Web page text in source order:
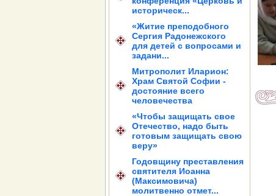
историческ...
«Житие преподобного
Сергия Радонежского
для детей с вопросами и
задани...
Митрополит Иларион:
Храм Святой Софии -
достояние всего
человечества
«Чтобы защищать свое
Отечество, надо быть
готовым защищать свою
веру»
Годовщину преставления
святителя Иоанна
(Максимовича)
молитвенно отмет...